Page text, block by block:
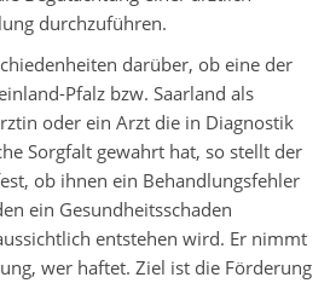
durchzuführen.
darüber, ob eine der
Pfalz bzw. Saarland als
oder ein Arzt die in Diagnostik
Sorgfalt gewahrt hat, so stellt der
ob ihnen ein Behandlungsfehler
ein Gesundheitsschaden
entstehen wird. Er nimmt
wer haftet. Ziel ist die Förderung